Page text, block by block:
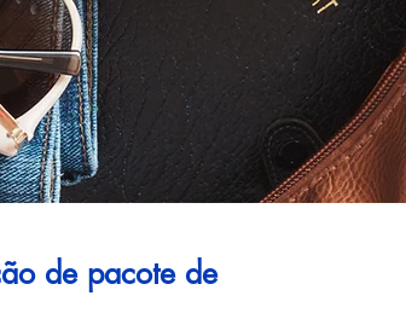
de pacote de